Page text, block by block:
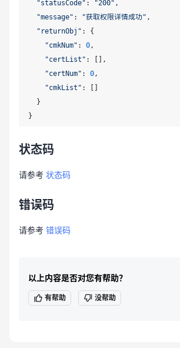
"statusCode" : "200" ,
"message" : "获取权限详情成功" ,
"returnObj" : {
"cmkNum" : 0,
"certList" : [],
"certNum" : 0,
"cmkList" : []
状态码
请参考 状态码
错误码
请参考 错误码
以上内容是否对您有帮助？
有帮助 没帮助